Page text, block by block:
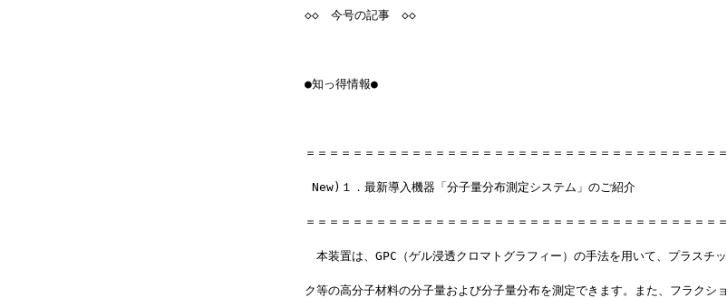
◇◇　今号の記事　◇◇
●知っ得情報●
＝＝＝＝＝＝＝＝＝＝＝＝＝＝＝＝＝＝＝＝＝＝＝＝＝＝＝＝＝＝＝＝＝＝＝＝
New)１．最新導入機器「分子量分布測定システム」のご紹介
＝＝＝＝＝＝＝＝＝＝＝＝＝＝＝＝＝＝＝＝＝＝＝＝＝＝＝＝＝＝＝＝＝＝＝＝
本装置は、GPC（ゲル浸透クロマトグラフィー）の手法を用いて、プラスチッ
ク等の高分子材料の分子量および分子量分布を測定できます。また、フラクショ